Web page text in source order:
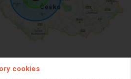
cookies